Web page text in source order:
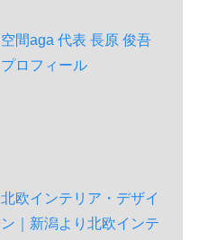
空間aga 代表 長原 俊吾
プロフィール
北欧インテリア・デザイ
ン｜新潟より北欧インテ